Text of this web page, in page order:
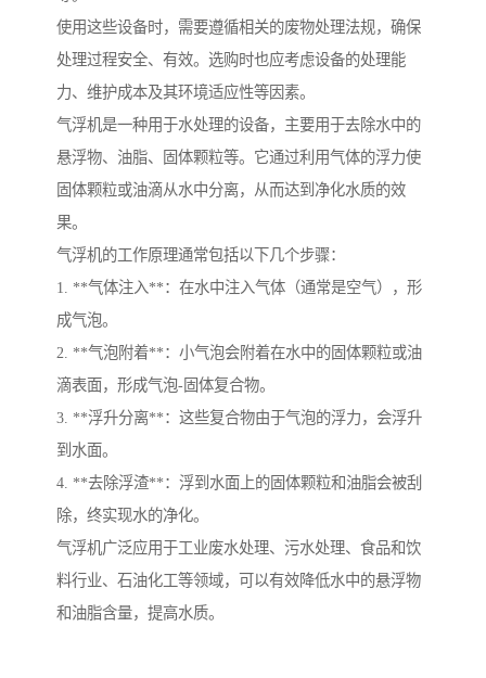
使用这些设备时，需要遵循相关的废物处理法规，确保
处理过程安全、有效。选购时也应考虑设备的处理能
力、维护成本及其环境适应性等因素。
气浮机是一种用于水处理的设备，主要用于去除水中的
悬浮物、油脂、固体颗粒等。它通过利用气体的浮力使
固体颗粒或油滴从水中分离，从而达到净化水质的效
果。
气浮机的工作原理通常包括以下几个步骤：
1. **气体注入**：在水中注入气体（通常是空气），形
成气泡。
2. **气泡附着**：小气泡会附着在水中的固体颗粒或油
滴表面，形成气泡-固体复合物。
3. **浮升分离**：这些复合物由于气泡的浮力，会浮升
到水面。
4. **去除浮渣**：浮到水面上的固体颗粒和油脂会被刮
除，终实现水的净化。
气浮机广泛应用于工业废水处理、污水处理、食品和饮
料行业、石油化工等领域，可以有效降低水中的悬浮物
和油脂含量，提高水质。